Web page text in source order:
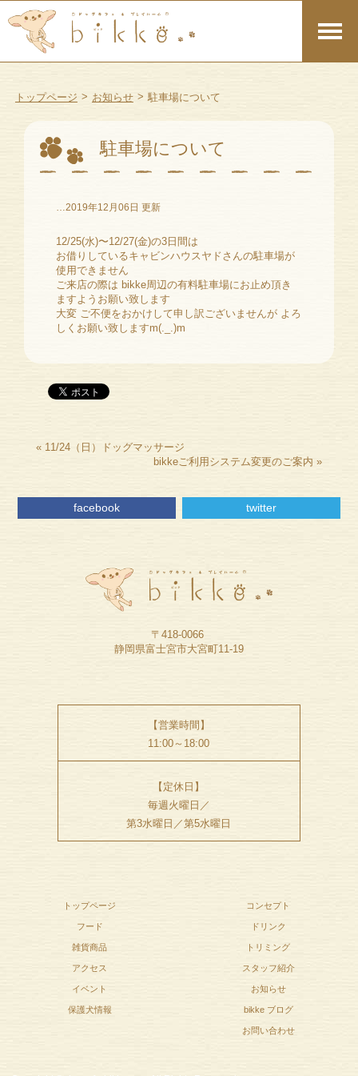
トップページ > お知らせ > 駐車場について
駐車場について
…2019年12月06日 更新
12/25(水)〜12/27(金)の3日間は
お借りしているキャビンハウスヤドさんの駐車場が
使用できません
ご来店の際は bikke周辺の有料駐車場にお止め頂き
ますようお願い致します
大変 ご不便をおかけして申し訳ございませんが よろ
しくお願い致しますm(._.)m
« 11/24（日）ドッグマッサージ
bikkeご利用システム変更のご案内 »
facebook twitter
〒418-0066
静岡県富士宮市大宮町11-19
【営業時間】
11:00～18:00
【定休日】
毎週火曜日／
第3水曜日／第5水曜日
トップページ コンセプト
フード ドリンク
雑貨商品 トリミング
スタッフ紹介
アクセス
お知らせ
イベント
bikke ブログ
保護犬情報
お問い合わせ